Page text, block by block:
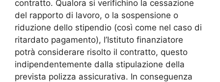
contratto. Qualora si verifichino la cessazione
del rapporto di lavoro, o la sospensione o
riduzione dello stipendio (così come nel caso di
ritardato pagamento), l’Istituto finanziatore
potrà considerare risolto il contratto, questo
indipendentemente dalla stipulazione della
prevista polizza assicurativa. In conseguenza